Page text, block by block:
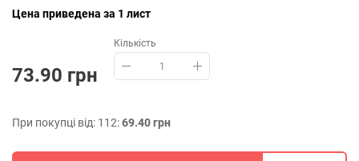
Цена приведена за 1 лист
73.90 грн
Кількість
При покупці від: 112:69.40 грн